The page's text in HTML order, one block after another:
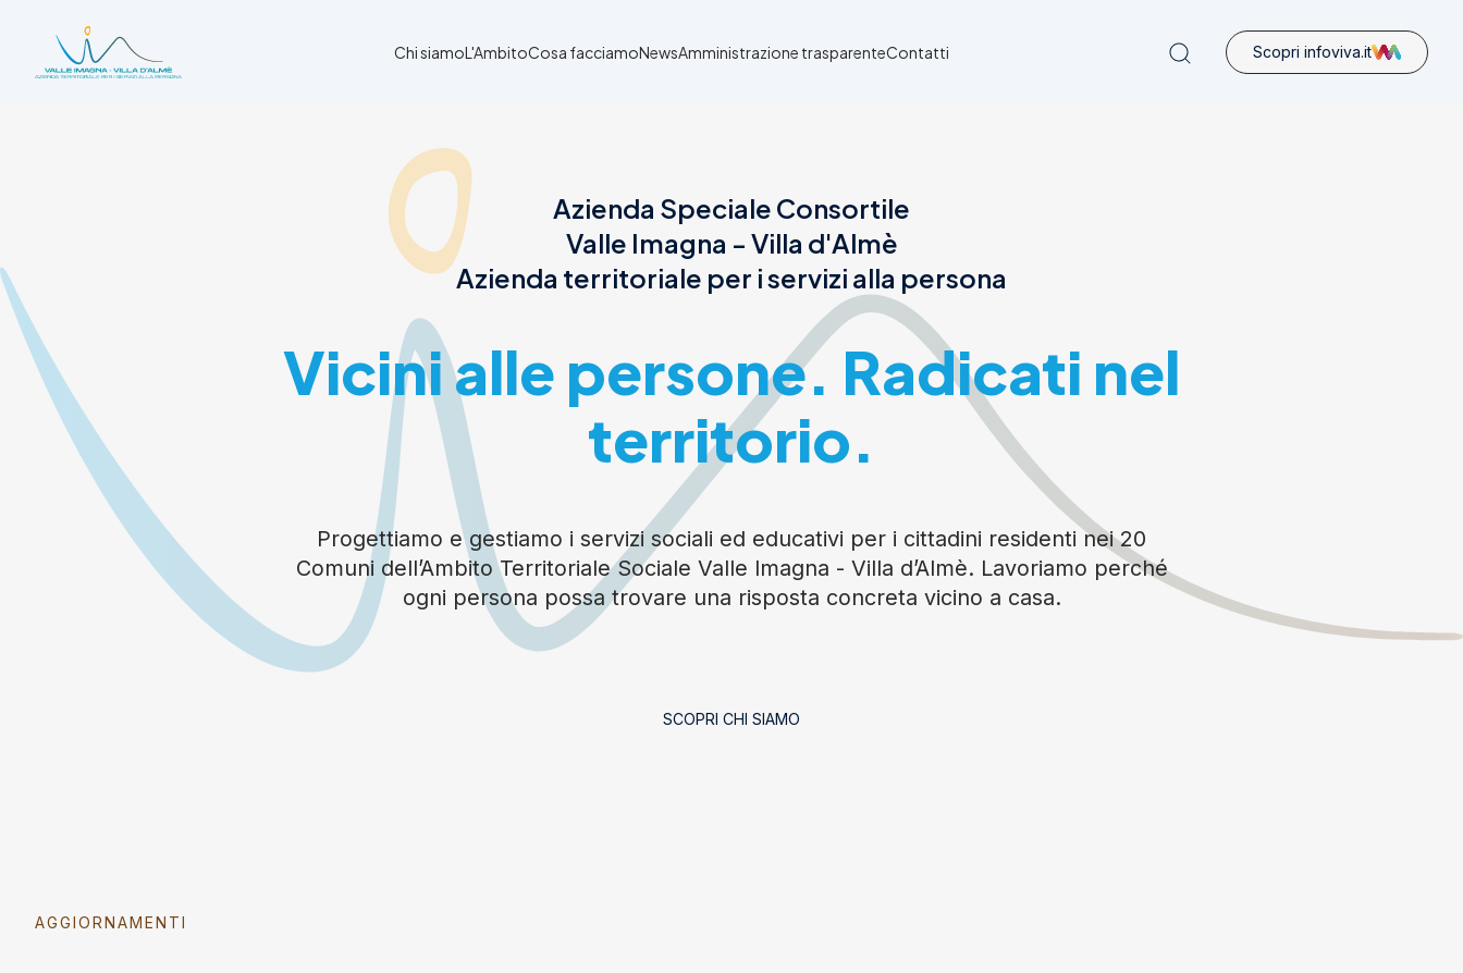
Chi siamoL'AmbitoCosa facciamoNewsAmministrazione trasparenteContatti Scopri infoviva.it
Azienda Speciale Consortile
Valle Imagna - Villa d'Almè
Azienda territoriale per i servizi alla persona
Vicini alle persone. Radicati nel
territorio.
Progettiamo e gestiamo i servizi sociali ed educativi per i cittadini residenti nei 20
Comuni dell’Ambito Territoriale Sociale Valle Imagna - Villa d’Almè. Lavoriamo perché
ogni persona possa trovare una risposta concreta vicino a casa.
SCOPRI CHI SIAMO
AGGIORNAMENTI